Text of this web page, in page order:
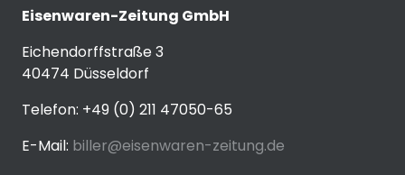
Eisenwaren-Zeitung GmbH
Eichendorffstraße 3
40474 Düsseldorf
Telefon: +49 (0) 211 47050-65
E-Mail: biller@eisenwaren-zeitung.de